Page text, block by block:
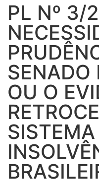
PL Nº 3/
SENADO
OU O
SISTEMA